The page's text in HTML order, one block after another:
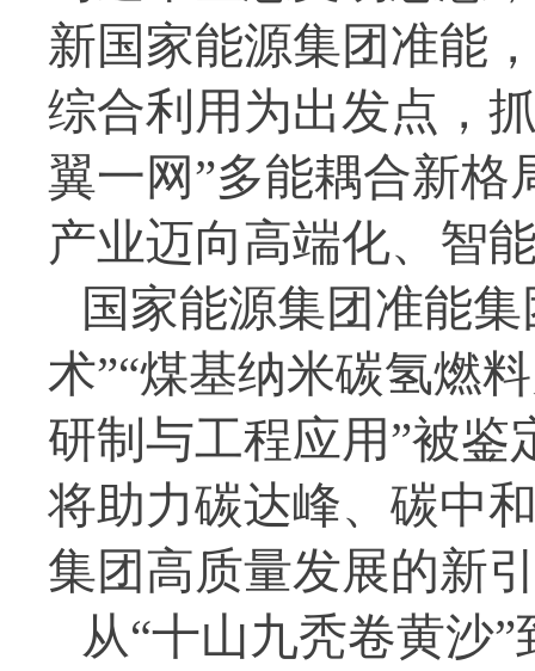
新国家能源集团准能
综合利用为出发点，
翼一网”多能耦合新
产业迈向高端化、智
国家能源集团准能
术”“煤基纳米碳氢燃
研制与工程应用”被鉴
将助力碳达峰、碳中
集团高质量发展的新
从“十山九秃卷黄沙